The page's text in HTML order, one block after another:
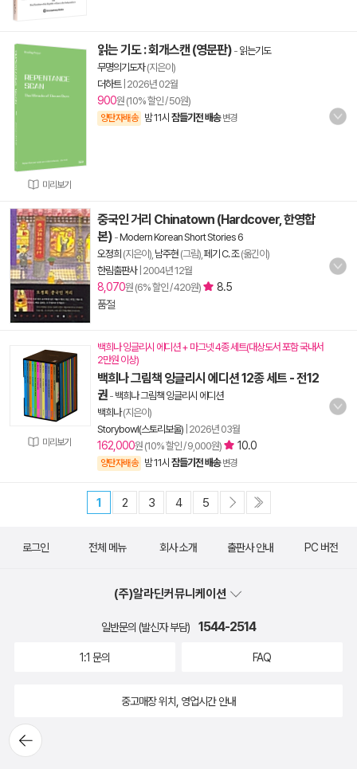
미리보기
읽는 기도 : 회개스캔 (영문판) - 읽는기도
무명의기도자(지은이)
더하트| 2026년 02월
900원 (10% 할인 / 50원)
양탄자배송 밤 11시 잠들기전 배송 변경
중국인 거리 Chinatown (Hardcover, 한영합
본) -Modern Korean Short Stories 6
오정희 (지은이), 남주현 (그림), 페기 C. 조(옮긴이)
한림출판사| 2004년 12월
8,070원 (6% 할인 / 420원)
8.5
품절
미리보기
백희나 잉글리시 에디션 + 마그넷 4종 세트(대상도서 포함 국내서
2만원 이상)
백희나 그림책 잉글리시 에디션 12종 세트 - 전12
권 - 백희나 그림책 잉글리시 에디션
백희나(지은이)
Storybowl(스토리보울) 2026년 03월
162,000원 (10% 할인 / 9,000원) 10.0
양탄자배송 밤 11시 잠들기전 배송 변경
1 2 3 4 5
뒤로가
기
로그인 전체 메뉴 회사 소개 출판사 안내 PC 버전
(주)알라딘커뮤니케이션
일반문의 (발신자 부담) 1544-2514
1:1 문의 FAQ
중고매장 위치, 영업시간 안내